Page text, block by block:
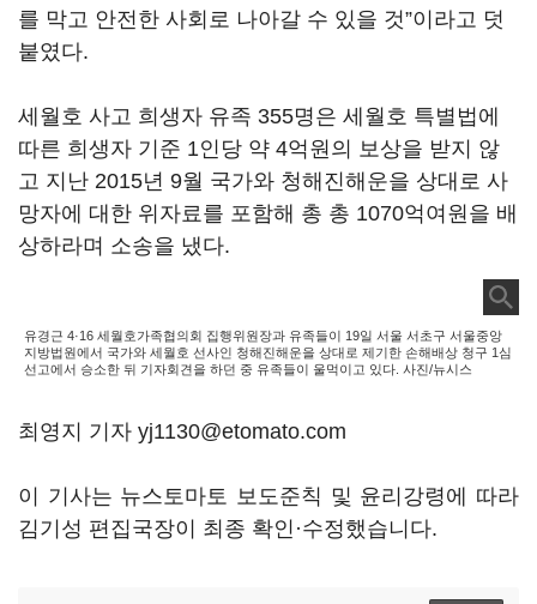
를 막고 안전한 사회로 나아갈 수 있을 것”이라고 덧
붙였다.
세월호 사고 희생자 유족 355명은 세월호 특별법에
따른 희생자 기준 1인당 약 4억원의 보상을 받지 않
고 지난 2015년 9월 국가와 청해진해운을 상대로 사
망자에 대한 위자료를 포함해 총 총 1070억여원을 배
상하라며 소송을 냈다.
유경근 4·16 세월호가족협의회 집행위원장과 유족들이 19일 서울 서초구 서울중앙
지방법원에서 국가와 세월호 선사인 청해진해운을 상대로 제기한 손해배상 청구 1심
선고에서 승소한 뒤 기자회견을 하던 중 유족들이 울먹이고 있다. 사진/뉴시스
최영지 기자 yj1130@etomato.com
이 기사는 뉴스토마토 보도준칙 및 윤리강령에 따라
김기성 편집국장이 최종 확인·수정했습니다.